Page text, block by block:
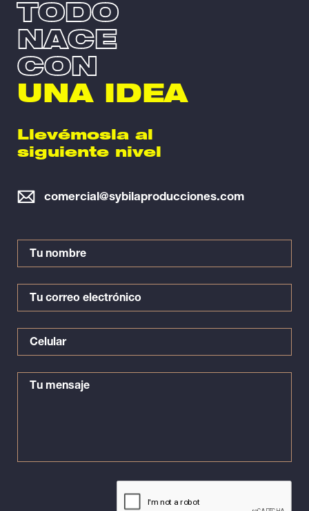
TODO
NACE
CON
UNA IDEA
Llevémosla al
siguiente nivel
comercial@sybilaproducciones.com